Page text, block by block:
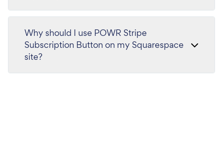
Why should I use POWR Stripe
Subscription Button on my Squarespace
site?